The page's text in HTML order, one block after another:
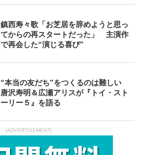
鎮西寿々歌「お芝居を辞めようと思っ
てからの再スタートだった」 主演作
で再会した“演じる喜び”
“本当の友だち”をつくるのは難しい
唐沢寿明＆広瀬アリスが『トイ・スト
ーリー５』を語る
[ADVERTISEMENT]